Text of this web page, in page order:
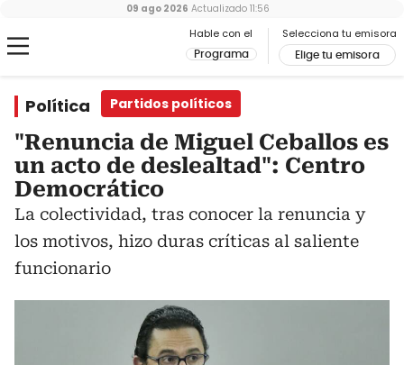
Hable con el
Programa
Selecciona tu emisora
Elige tu emisora
09 ago 2026 Actualizado 11:56
Política Partidos políticos
"Renuncia de Miguel Ceballos es
un acto de deslealtad": Centro
Democrático
La colectividad, tras conocer la renuncia y
los motivos, hizo duras críticas al saliente
funcionario